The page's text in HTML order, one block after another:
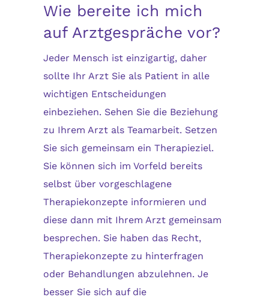
Wie bereite ich mich
auf Arztgespräche vor?
Jeder Mensch ist einzigartig, daher
sollte Ihr Arzt Sie als Patient in alle
wichtigen Entscheidungen
einbeziehen. Sehen Sie die Beziehung
zu Ihrem Arzt als Teamarbeit. Setzen
Sie sich gemeinsam ein Therapieziel.
Sie können sich im Vorfeld bereits
selbst über vorgeschlagene
Therapiekonzepte informieren und
diese dann mit Ihrem Arzt gemeinsam
besprechen. Sie haben das Recht,
Therapiekonzepte zu hinterfragen
oder Behandlungen abzulehnen. Je
besser Sie sich auf die